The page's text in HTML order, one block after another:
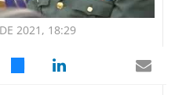
2021, 18:29